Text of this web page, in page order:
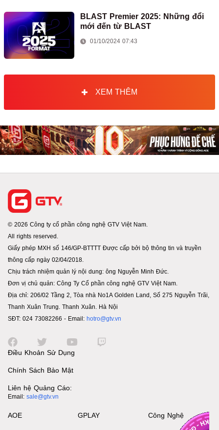
BLAST Premier 2025: Những đổi
mới đến từ BLAST
01/10/2024 07:43
XEM THÊM
© 2026 Công ty cổ phần công nghệ GTV Việt Nam.
All rights reserved.
Giấy phép MXH số 146/GP-BTTTT Được cấp bởi bộ thông tin và truyền
thông cấp ngày 02/04/2018.
Chịu trách nhiệm quản lý nội dung: ông Nguyễn Minh Đức.
Đơn vị chủ quản: Công Ty Cổ phần công nghệ GTV Việt Nam.
Địa chỉ: 206/02 Tầng 2, Tòa nhà No1A Golden Land, Số 275 Nguyễn Trãi,
Thanh Xuân Trung. Thanh Xuân. Hà Nội
SĐT: 024 73082266 - Email: hotro@gtv.vn
Điều Khoản Sử Dụng
Chính Sách Bảo Mật
Liên hệ Quảng Cáo:
Email: sale@gtv.vn
AOE GPLAY Công Nghệ